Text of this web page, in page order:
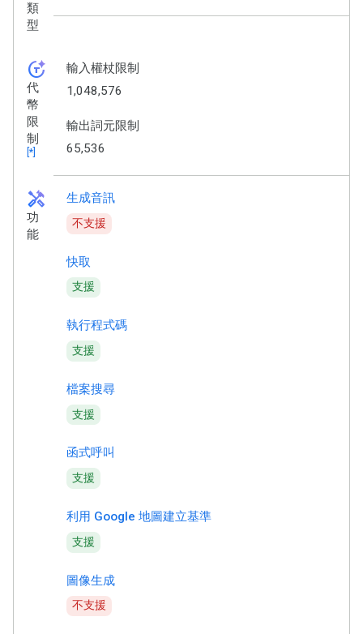
類
型
token_auto
代
幣
限
制
[*]
輸入權杖限制
1,048,576
輸出詞元限制
65,536
handyman
功
能
生成音訊
不支援
快取
支援
執行程式碼
支援
檔案搜尋
支援
函式呼叫
支援
利用 Google 地圖建立基準
支援
圖像生成
不支援